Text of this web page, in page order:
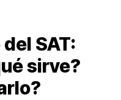
SAT:
sirve?